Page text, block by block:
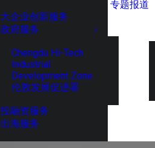
大企业创新服务
政府服务
Chengdu Hi-Tech
Industrial
Development Zone
伦敦发展促进署
投融资服务
出海服务
专题报道